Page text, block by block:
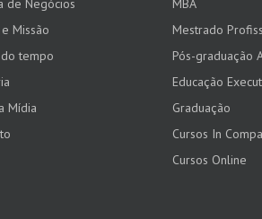
de Negócios
Missão
tempo
Mídia
MBA
Mestrado
Pós-graduação
Educação
Graduação
Cursos In
Cursos Online